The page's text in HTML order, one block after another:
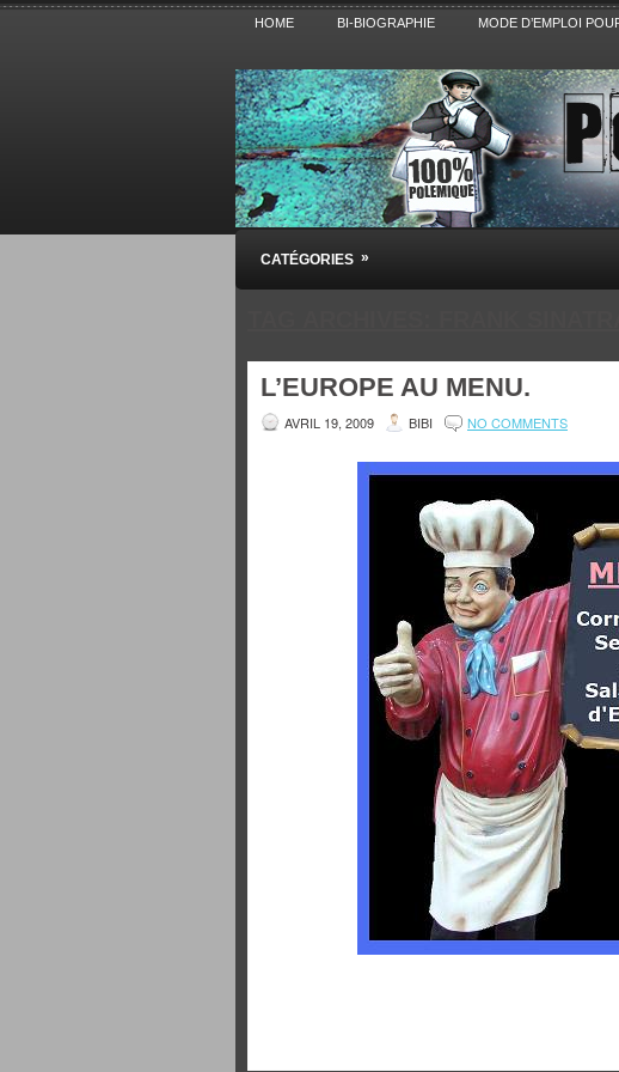
HOME BI-BIOGRAPHIE MODE D’EMPLOI
Pensez BiBi
Blog polémique sur l'Actualité, la Culture, la
CATÉGORIES »
L’EUROPE AU MENU.
AVRIL 19, 2009 BIBI NO COMMENTS